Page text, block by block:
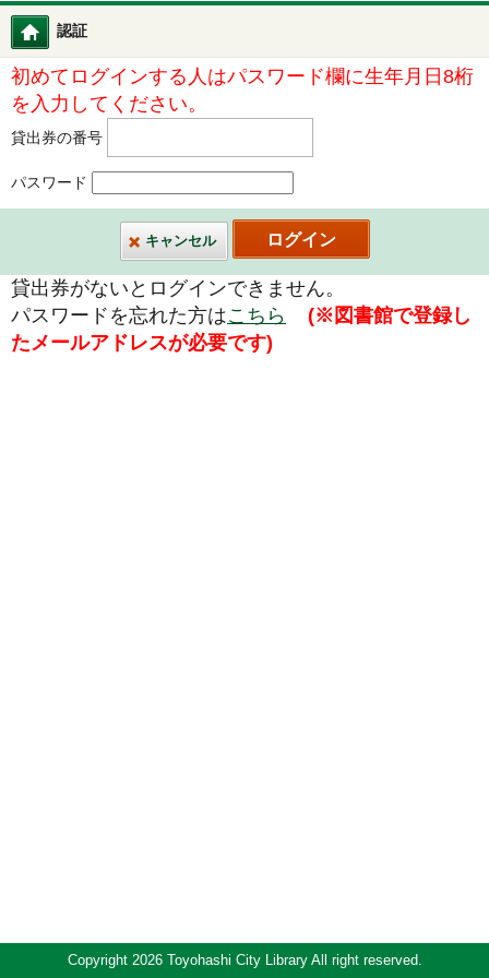
認証
図書館ホーム
初めてログインする人はパスワード欄に生年月日8桁
を入力してください。
貸出券の番号
パスワード
キャンセル
貸出券がないとログインできません。
パスワードを忘れた方はこちら
(※図書館で登録し
たメールアドレスが必要です)
Copyright 2026 Toyohashi City Library All right reserved.